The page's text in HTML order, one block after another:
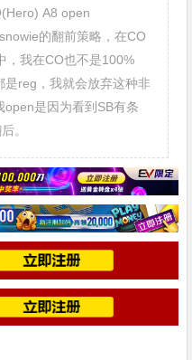
A8 open
的翻前策略，在CO
，我在CO也不是100%
是reg，我就会放弃这种非
是因为看到SB有条
。